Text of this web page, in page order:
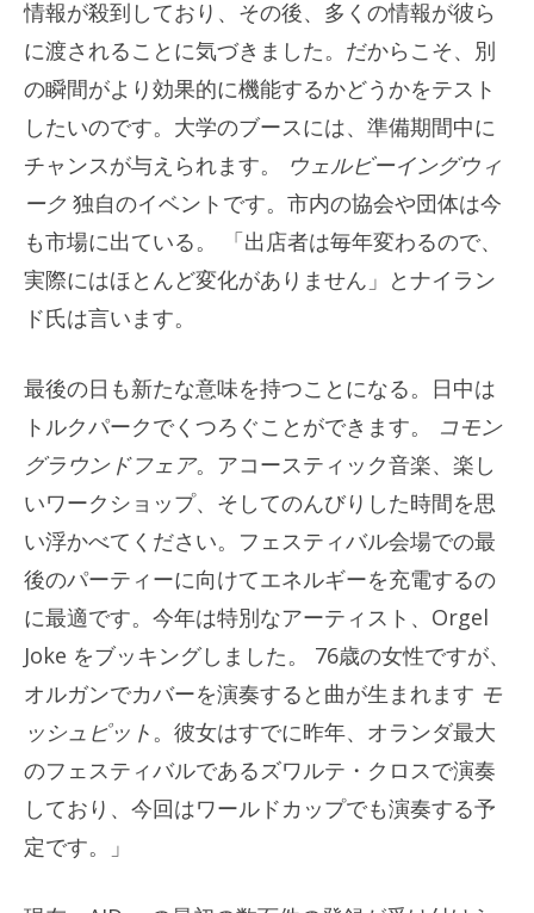
情報が殺到しており、その後、多くの情報が彼ら
に渡されることに気づきました。だからこそ、別
の瞬間がより効果的に機能するかどうかをテスト
したいのです。大学のブースには、準備期間中に
チャンスが与えられます。
ウェルビーイングウィ
ーク 独自のイベントです。市内の協会や団体は今
も市場に出ている。 「出店者は毎年変わるので、
実際にはほとんど変化がありません」とナイラン
ド氏は言います。
最後の日も新たな意味を持つことになる。日中は
トルクパークでくつろぐことができます。
コモン
グラウンドフェア。アコースティック音楽、楽し
いワークショップ、そしてのんびりした時間を思
い浮かべてください。フェスティバル会場での最
後のパーティーに向けてエネルギーを充電するの
に最適です。今年は特別なアーティスト、Orgel
Joke をブッキングしました。 76歳の女性ですが、
オルガンでカバーを演奏すると曲が生まれます モ
ッシュピット 。彼女はすでに昨年、オランダ最大
のフェスティバルであるズワルテ・クロスで演奏
しており、今回はワールドカップでも演奏する予
定です。」